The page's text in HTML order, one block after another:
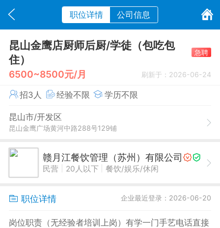
职位详情 公司信息
昆山金鹰店厨师后厨/学徒（包吃包
住）
急聘
6500~8500元/月 刷新于：2026-06-24
招3人 经验不限 学历不限
昆山市/开发区
昆山金鹰广场黄河中路288号129铺
赣月江餐饮管理（苏州）有限公司
民营 20人以下 餐饮/娱乐/休闲
职位详情 企业最近登录：2026-06-20
岗位职责（无经验者培训上岗）有学一门手艺电话直接